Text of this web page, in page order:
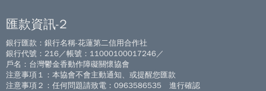
匯款資訊-2
銀行匯款：銀行名稱-花蓮第二信用合作社
銀行代號：216／帳號：11000100017246／
戶名：台灣鬱金香動作障礙關懷協會
注意事項１：本協會不會主動通知、或提醒您匯款
注意事項２：任何問題請致電：0963586535 進行確認